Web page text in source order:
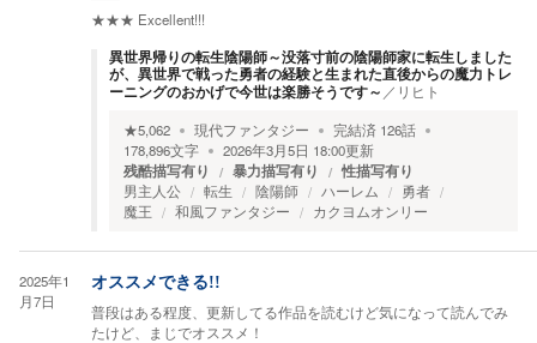
★★★ Excellent!!!
異世界帰りの転生陰陽師～没落寸前の陰陽師家に転生しました
が、異世界で戦った勇者の経験と生まれた直後からの魔力トレ
ーニングのおかげで今世は楽勝そうです～ ／ リヒト
★5,062 現代ファンタジー 完結済 126話
178,896文字 2026年3月5日 18:00更新
残酷描写有り 暴力描写有り 性描写有り
男主人公 転生 陰陽師 ハーレム
勇者
魔王
和風ファンタジー カクヨムオンリー
2025年1
月7日
オススメできる!!
普段はある程度、更新してる作品を読むけど気になって読んでみ
たけど、まじでオススメ！